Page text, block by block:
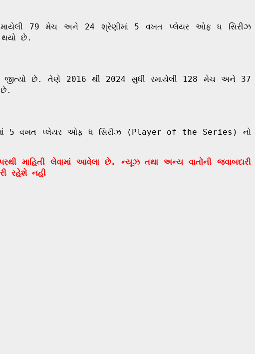
રમાયેલી 79 મેચ અને 24 શ્રેણીમાં 5 વખત પ્લેયર ઓફ ધ સિરીઝ
છે.
છે. તેણે 2016 થી 2024 સુધી રમાયેલી 128 મેચ અને 37
છે.
5 વખત પ્લેયર ઓફ ધ સિરીઝ (Player of the Series) નો
માહિતી લેવામાં આવેલા છે. ન્યૂઝ તથા અન્ય વાતોની જવાબદારી
રહેશે નહી